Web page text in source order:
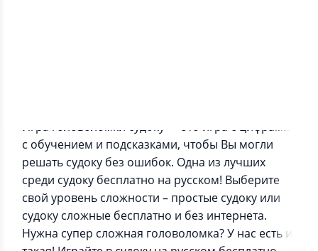
Игра головоломки судоку — это игра с цифрами
с обучением и подсказками, чтобы Вы могли
решать судоку без ошибок. Одна из лучших
среди судоку бесплатно на русском! Выберите
свой уровень сложности – простые судоку или
судоку сложные бесплатно и без интернета.
Нужна супер сложная головоломка? У нас есть и